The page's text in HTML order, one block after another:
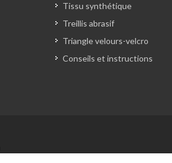
Tissu synthétique
Treillis abrasif
Triangle velours-velcro
Conseils et instructions